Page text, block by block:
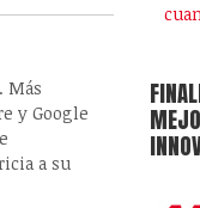
Más
y Google
a su